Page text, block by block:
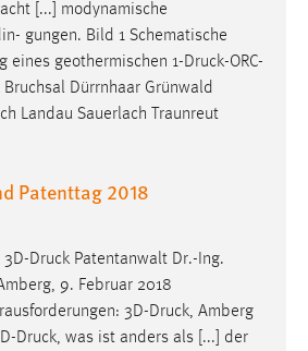
[...] modynamische
gungen. Bild 1 Schematische
eines geothermischen 1-Druck-ORC-
Dürrnhaar Grünwald
Landau Sauerlach Traunreut
Patenttag 2018
3D-Druck Patentanwalt Dr.-Ing.
9. Februar 2018
3D-Druck, Amberg
Druck, was ist anders als [...] der